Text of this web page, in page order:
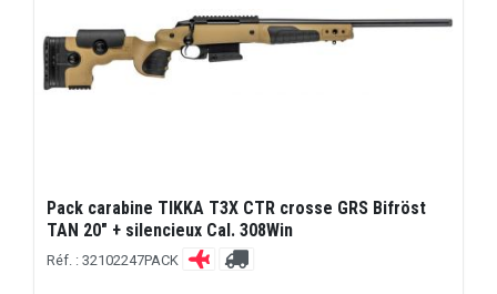
Pack carabine TIKKA T3X CTR crosse GRS Bifröst
TAN 20" + silencieux Cal. 308Win
Réf. : 32102247PACK